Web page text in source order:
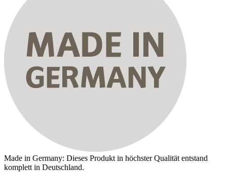
Made in Germany: Dieses Produkt in höchster Qualität entstand
komplett in Deutschland.